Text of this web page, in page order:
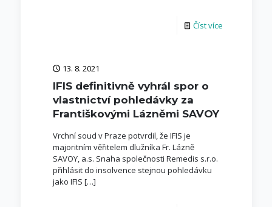
Číst více
13. 8. 2021
IFIS definitivně vyhrál spor o
vlastnictví pohledávky za
Františkovými Lázněmi SAVOY
Vrchní soud v Praze potvrdil, že IFIS je
majoritním věřitelem dlužníka Fr. Lázně
SAVOY, a.s. Snaha společnosti Remedis s.r.o.
přihlásit do insolvence stejnou pohledávku
jako IFIS […]